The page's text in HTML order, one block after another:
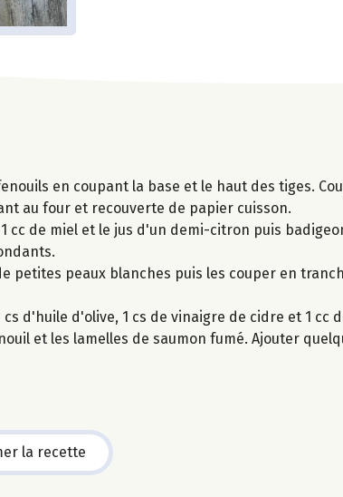
en coupant la base et le haut des tiges.
au four et recouverte de papier cuisson.
cc de miel et le jus d'un demi-citron puis
petites peaux blanches puis les couper en
d'huile d'olive, 1 cs de vinaigre de cidre et 1 cc
et les lamelles de saumon fumé. Ajouter
la recette